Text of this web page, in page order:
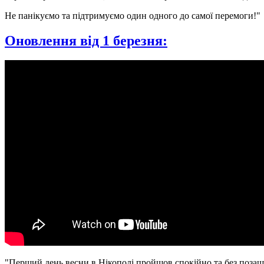
Не панікуємо та підтримуємо один одного до самої перемоги!"
Оновлення від 1 березня: